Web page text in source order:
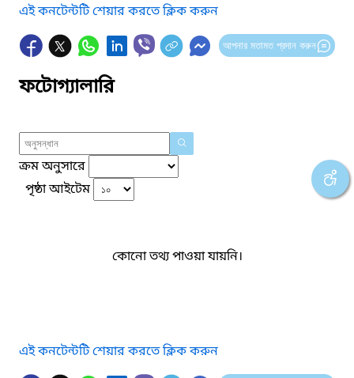
এই কনটেন্টটি শেয়ার করতে ক্লিক করুন
আপনার মতামত প্রদান করুন
ফটোগ্যালারি
ক্রম অনুসারে
পৃষ্ঠা আইটেম
কোনো তথ্য পাওয়া যায়নি।
এই কনটেন্টটি শেয়ার করতে ক্লিক করুন